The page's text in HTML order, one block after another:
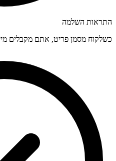
התראות השלמה
כשלקוח מסמן פריט, אתם מקבלים